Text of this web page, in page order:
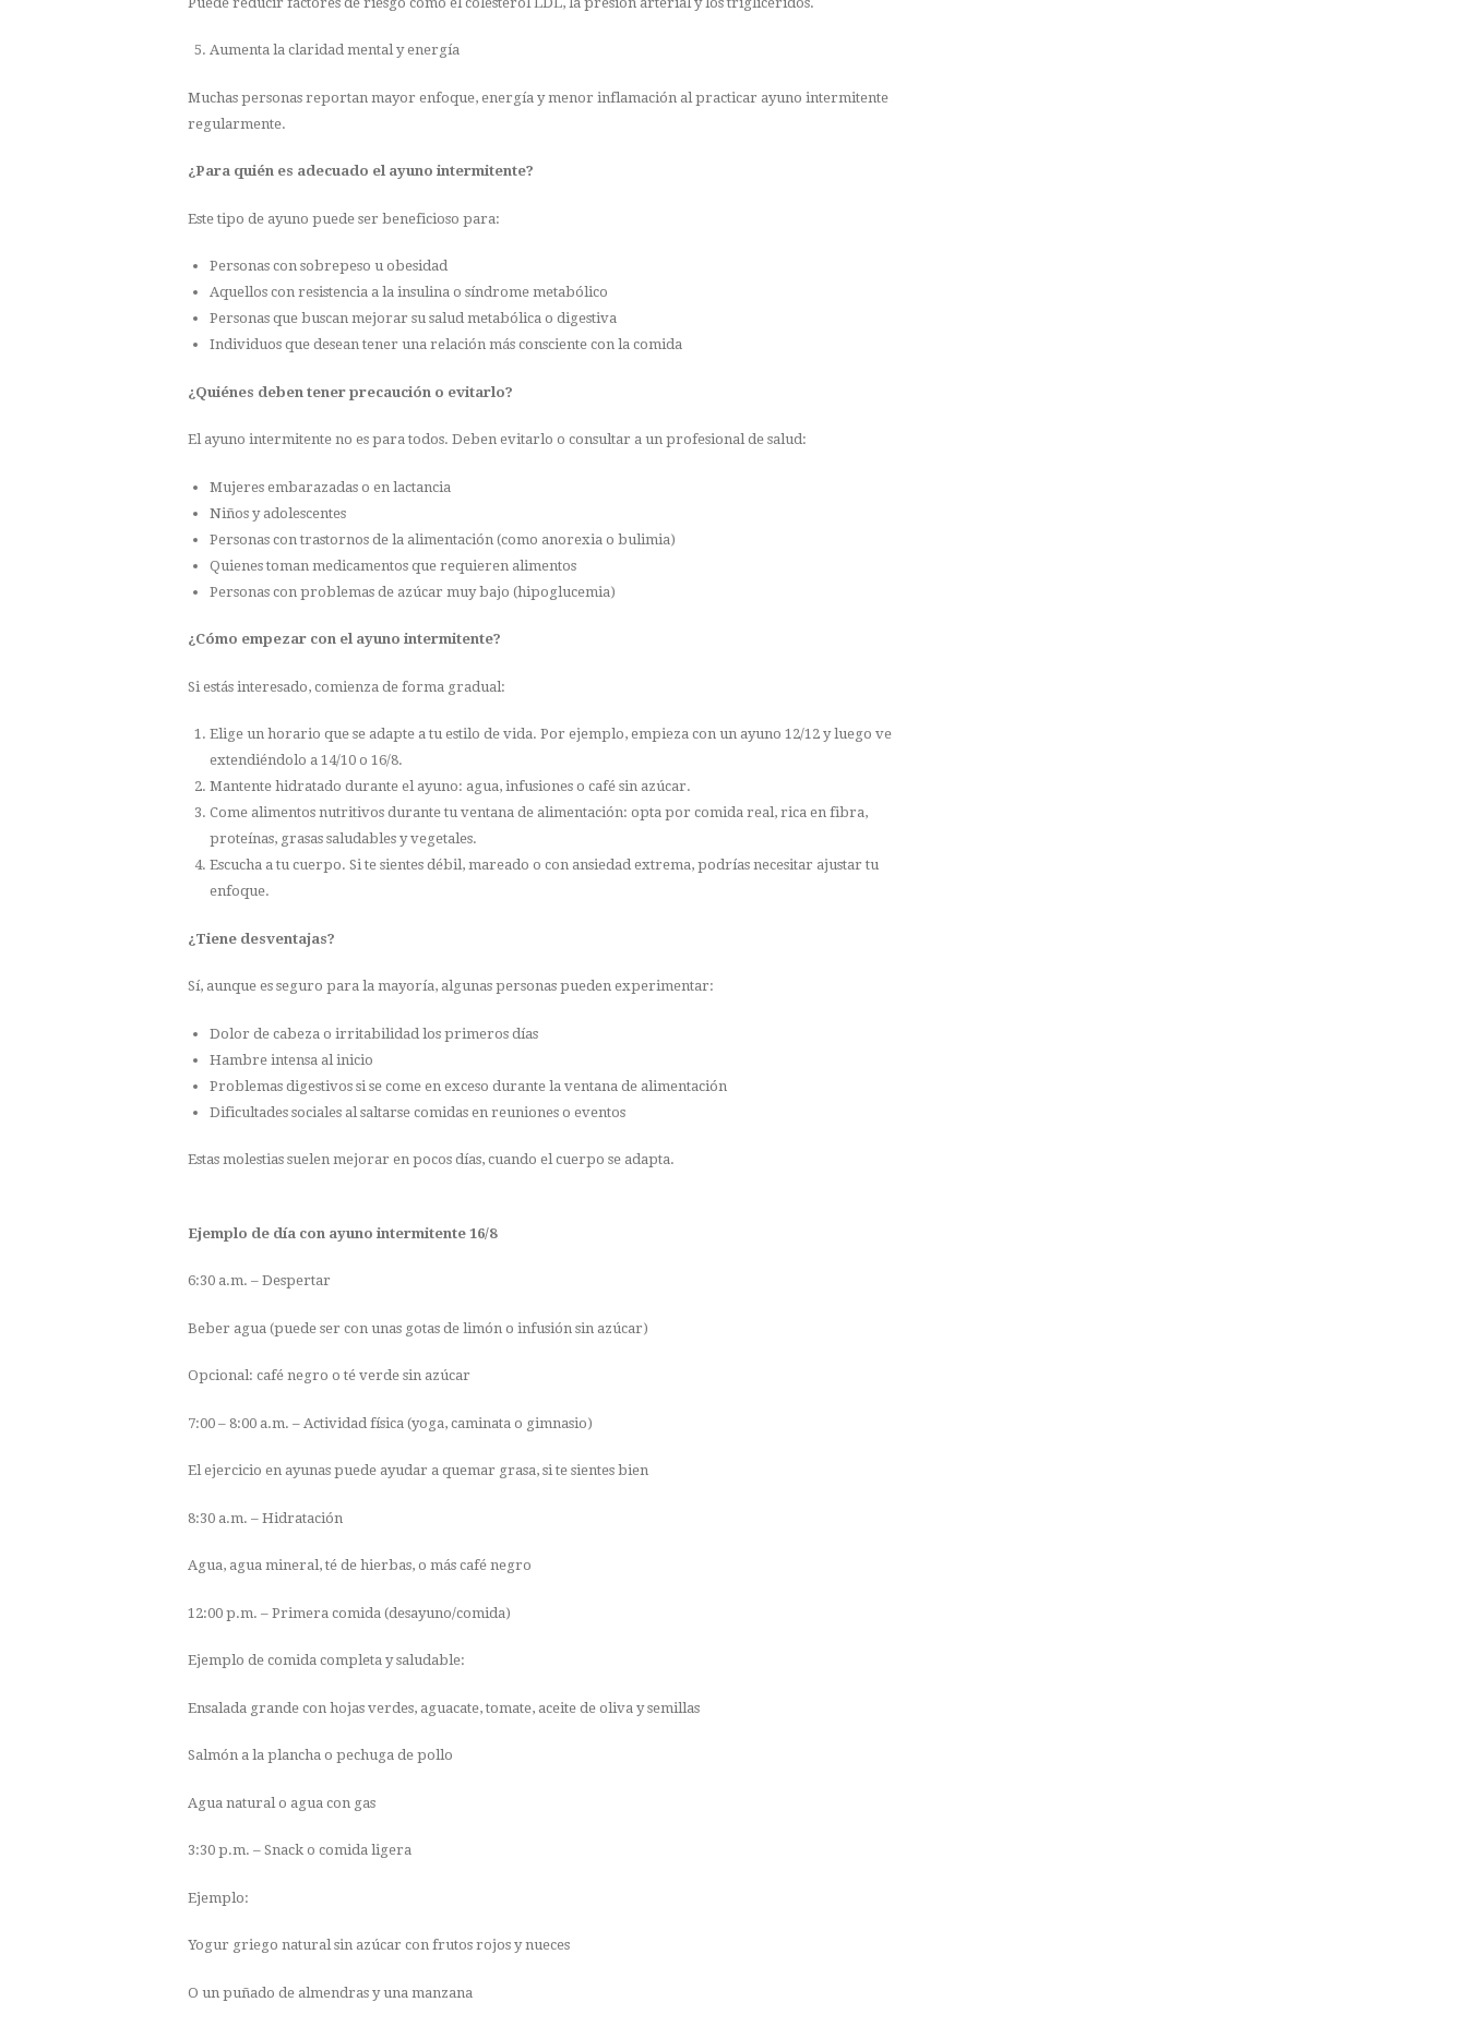
Aumenta la claridad mental y energía
Muchas personas reportan mayor enfoque, energía y menor inflamación al practicar ayuno intermitente
regularmente.
¿Para quién es adecuado el ayuno intermitente?
Este tipo de ayuno puede ser beneficioso para:
Personas con sobrepeso u obesidad
Aquellos con resistencia a la insulina o síndrome metabólico
Personas que buscan mejorar su salud metabólica o digestiva
Individuos que desean tener una relación más consciente con la comida
¿Quiénes deben tener precaución o evitarlo?
El ayuno intermitente no es para todos. Deben evitarlo o consultar a un profesional de salud:
Mujeres embarazadas o en lactancia
Niños y adolescentes
Personas con trastornos de la alimentación (como anorexia o bulimia)
Quienes toman medicamentos que requieren alimentos
Personas con problemas de azúcar muy bajo (hipoglucemia)
¿Cómo empezar con el ayuno intermitente?
Si estás interesado, comienza de forma gradual:
Elige un horario que se adapte a tu estilo de vida. Por ejemplo, empieza con un ayuno 12/12 y luego ve
extendiéndolo a 14/10 o 16/8.
Mantente hidratado durante el ayuno: agua, infusiones o café sin azúcar.
Come alimentos nutritivos durante tu ventana de alimentación: opta por comida real, rica en fibra,
proteínas, grasas saludables y vegetales.
Escucha a tu cuerpo. Si te sientes débil, mareado o con ansiedad extrema, podrías necesitar ajustar tu
enfoque.
¿Tiene desventajas?
Sí, aunque es seguro para la mayoría, algunas personas pueden experimentar:
Dolor de cabeza o irritabilidad los primeros días
Hambre intensa al inicio
Problemas digestivos si se come en exceso durante la ventana de alimentación
Dificultades sociales al saltarse comidas en reuniones o eventos
Estas molestias suelen mejorar en pocos días, cuando el cuerpo se adapta.
Ejemplo de día con ayuno intermitente 16/8
6:30 a.m. – Despertar
Beber agua (puede ser con unas gotas de limón o infusión sin azúcar)
Opcional: café negro o té verde sin azúcar
7:00 – 8:00 a.m. – Actividad física (yoga, caminata o gimnasio)
El ejercicio en ayunas puede ayudar a quemar grasa, si te sientes bien
8:30 a.m. – Hidratación
Agua, agua mineral, té de hierbas, o más café negro
12:00 p.m. – Primera comida (desayuno/comida)
Ejemplo de comida completa y saludable:
Ensalada grande con hojas verdes, aguacate, tomate, aceite de oliva y semillas
Salmón a la plancha o pechuga de pollo
Agua natural o agua con gas
3:30 p.m. – Snack o comida ligera
Ejemplo:
Yogur griego natural sin azúcar con frutos rojos y nueces
O un puñado de almendras y una manzana